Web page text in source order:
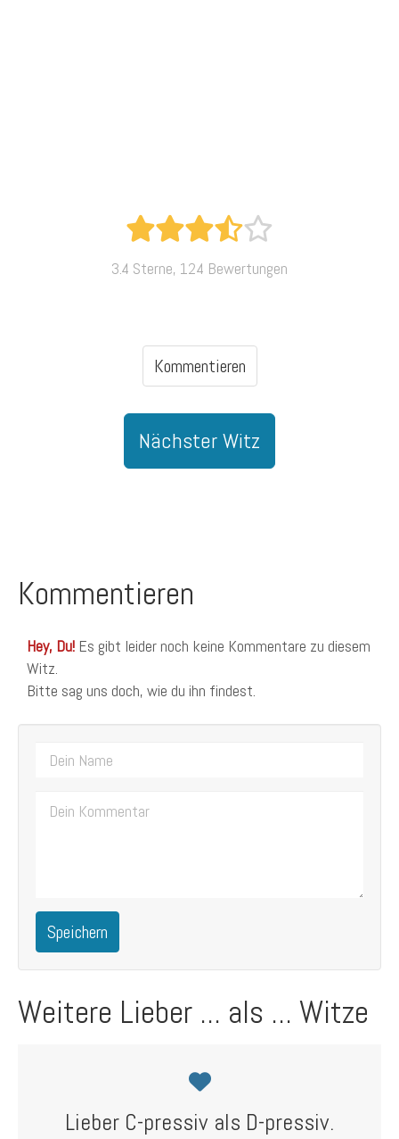
3.4 Sterne, 124 Bewertungen
Kommentieren
Nächster Witz
Kommentieren
Hey, Du! Es gibt leider noch keine Kommentare zu diesem
Witz.
Bitte sag uns doch, wie du ihn findest.
Speichern
Weitere Lieber ... als ... Witze
Lieber C-pressiv als D-pressiv.